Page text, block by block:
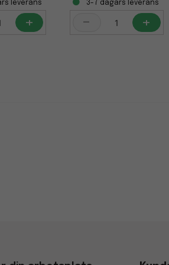
leverans
+
3-7 dagars leverans
- +